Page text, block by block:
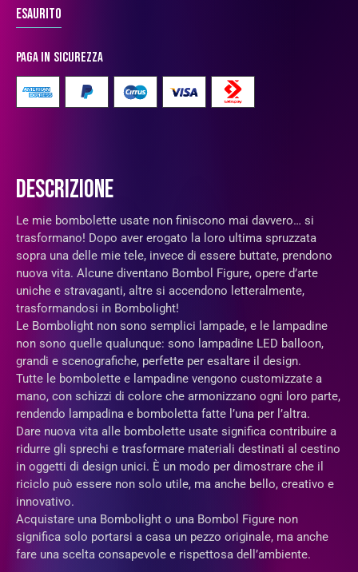
Esaurito
Paga in sicurezza
DESCRIZIONE
Le mie bombolette usate non finiscono mai davvero… si
trasformano! Dopo aver erogato la loro ultima spruzzata
sopra una delle mie tele, invece di essere buttate, prendono
nuova vita. Alcune diventano Bombol Figure, opere d’arte
uniche e stravaganti, altre si accendono letteralmente,
trasformandosi in Bombolight!
Le Bombolight non sono semplici lampade, e le lampadine
non sono quelle qualunque: sono lampadine LED balloon,
grandi e scenografiche, perfette per esaltare il design.
Tutte le bombolette e lampadine vengono customizzate a
mano, con schizzi di colore che armonizzano ogni loro parte,
rendendo lampadina e bomboletta fatte l’una per l’altra.
Dare nuova vita alle bombolette usate significa contribuire a
ridurre gli sprechi e trasformare materiali destinati al cestino
in oggetti di design unici. È un modo per dimostrare che il
riciclo può essere non solo utile, ma anche bello, creativo e
innovativo.
Acquistare una Bombolight o una Bombol Figure non
significa solo portarsi a casa un pezzo originale, ma anche
fare una scelta consapevole e rispettosa dell’ambiente.